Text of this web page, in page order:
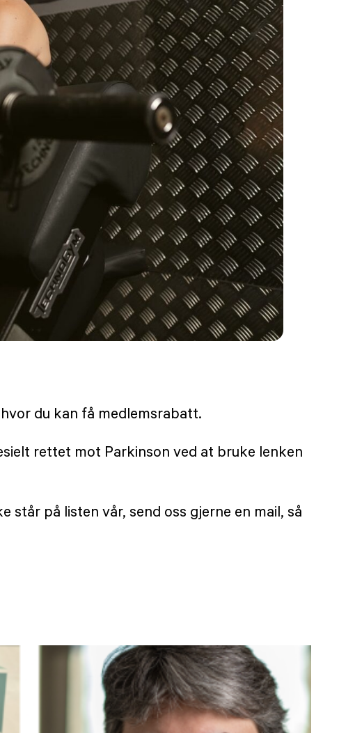
du kan få medlemsrabatt.
rettet mot Parkinson ved at bruke lenken
på listen vår, send oss gjerne en mail, så